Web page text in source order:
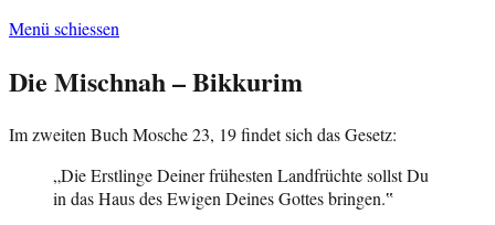
Menü schiessen
Die Mischnah – Bikkurim
Im zweiten Buch Mosche 23, 19 findet sich das Gesetz:
„Die Erstlinge Deiner frühesten Landfrüchte sollst Du
in das Haus des Ewigen Deines Gottes bringen.‟